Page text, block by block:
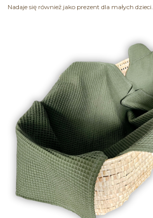
Nadaje się również jako prezent dla małych dzieci.